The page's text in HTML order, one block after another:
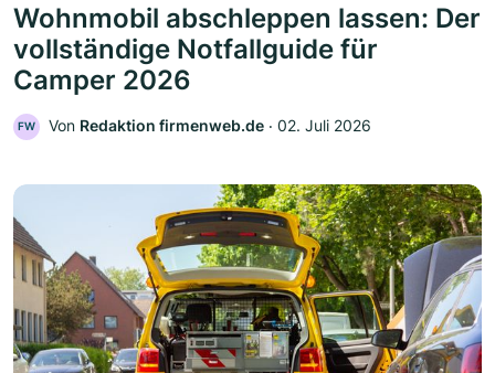
Wohnmobil abschleppen lassen: Der
vollständige Notfallguide für
Camper 2026
FW Von Redaktion firmenweb.de ‧ 02. Juli 2026